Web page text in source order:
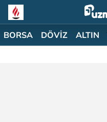
BORSA DÖVİZ ALTIN